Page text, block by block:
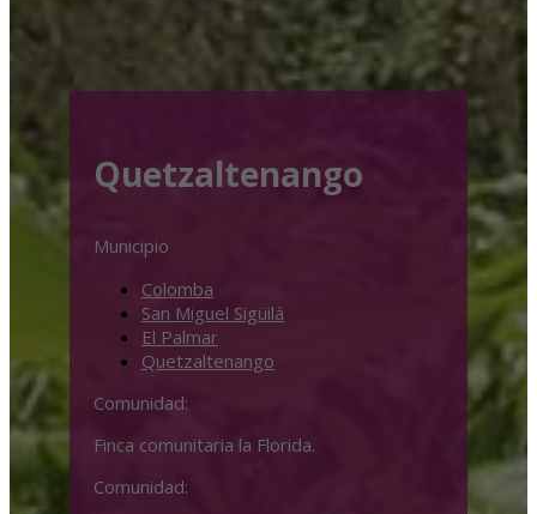
Quetzaltenango
Municipio
Colomba
San Miguel Sigüilá
El Palmar
Quetzaltenango
Comunidad:
Finca comunitaria la Florida.
Comunidad: